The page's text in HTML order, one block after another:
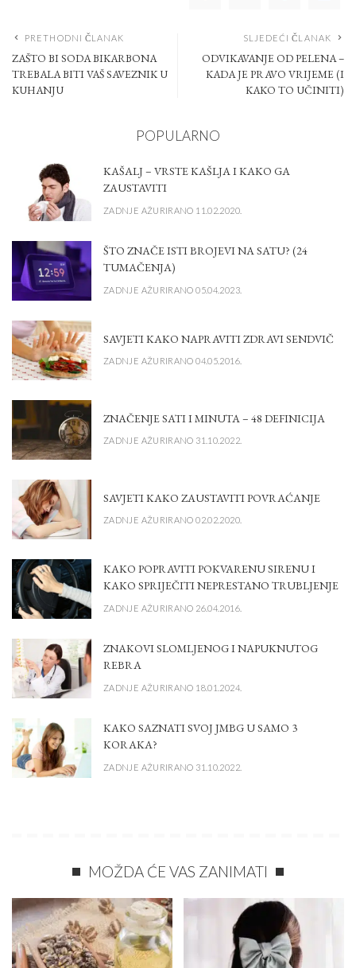
PRETHODNI ČLANAK
ZAŠTO BI SODA BIKARBONA
TREBALA BITI VAŠ SAVEZNIK U
KUHANJU
SLJEDEĆI ČLANAK
ODVIKAVANJE OD PELENA –
KADA JE PRAVO VRIJEME (I
KAKO TO UČINITI)
POPULARNO
KAŠALJ – VRSTE KAŠLJA I KAKO GA
ZAUSTAVITI
ZADNJE AŽURIRANO 11.02.2020.
ŠTO ZNAČE ISTI BROJEVI NA SATU? (24
TUMAČENJA)
ZADNJE AŽURIRANO 05.04.2023.
SAVJETI KAKO NAPRAVITI ZDRAVI SENDVIČ
ZADNJE AŽURIRANO 04.05.2016.
ZNAČENJE SATI I MINUTA – 48 DEFINICIJA
ZADNJE AŽURIRANO 31.10.2022.
SAVJETI KAKO ZAUSTAVITI POVRAĆANJE
ZADNJE AŽURIRANO 02.02.2020.
KAKO POPRAVITI POKVARENU SIRENU I
KAKO SPRIJEČITI NEPRESTANO TRUBLJENJE
ZADNJE AŽURIRANO 26.04.2016.
ZNAKOVI SLOMLJENOG I NAPUKNUTOG
REBRA
ZADNJE AŽURIRANO 18.01.2024.
KAKO SAZNATI SVOJ JMBG U SAMO 3
KORAKA?
ZADNJE AŽURIRANO 31.10.2022.
MOŽDA ĆE VAS ZANIMATI